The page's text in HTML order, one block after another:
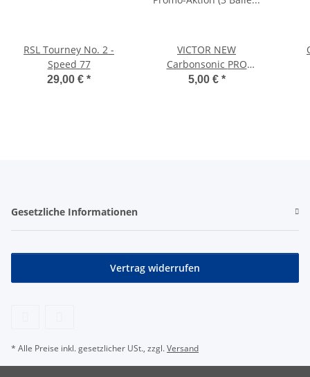
RSL Tourney No. 2 -
Speed 77
29,00 € *
VICTOR NEW
Carbonsonic PRO
Promo-Aktion (3 Bälle
5,00 € *
Gesetzliche Informationen
Vertrag widerrufen
* Alle Preise inkl. gesetzlicher USt., zzgl.Versand